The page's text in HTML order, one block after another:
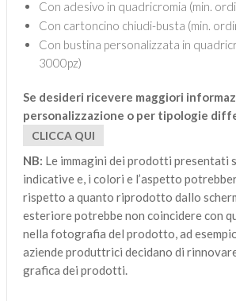
Con adesivo in quadricromia (min.
Con cartoncino chiudi-busta (min.
Con bustina personalizzata in
3000pz)
Se desideri ricevere maggiori
personalizzazione o per tipologie
CLICCA QUI
NB: Le immagini dei prodotti presentati
indicative e, i colori e l’aspetto
rispetto a quanto riprodotto dallo
esteriore potrebbe non coincidere con
nella fotografia del prodotto, ad
aziende produttrici decidano di
grafica dei prodotti.